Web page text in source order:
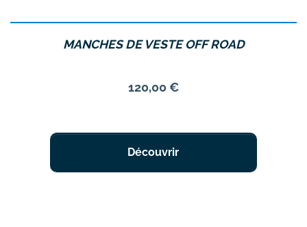
MANCHES DE VESTE OFF ROAD
120,00 €
Découvrir